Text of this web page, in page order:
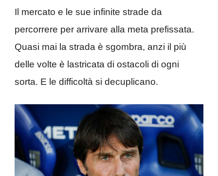
Il mercato e le sue infinite strade da
percorrere per arrivare alla meta prefissata.
Quasi mai la strada è sgombra, anzi il più
delle volte è lastricata di ostacoli di ogni
sorta. E le difficoltà si decuplicano.